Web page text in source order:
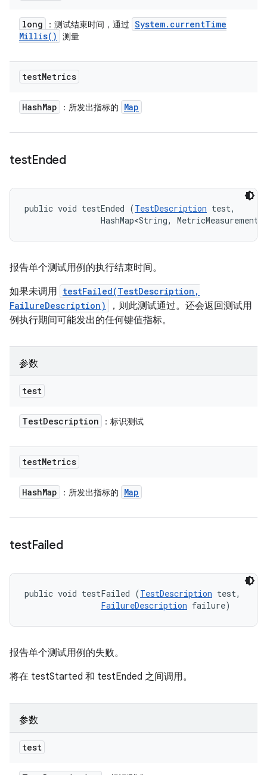
long ：测试结束时间，通过 System. currentTime
Millis( ) 测量
testMetrics
HashMap ：所发出指标的 Map
testEnded
public void testEnded (TestDescription test,
HashMap<String,
报告单个测试用例的执行结束时间。
如果未调用 testFailed(TestDescription,
FailureDescription)
，则此测试通过。还会返回测试用
例执行期间可能发出的任何键值指标。
参数
test
TestDescription ：标识测试
testMetrics
HashMap ：所发出指标的 Map
testFailed
public void testFailed (TestDescription test,
FailureDescription failure)
报告单个测试用例的失败。
将在 testStarted 和 testEnded 之间调用。
参数
test